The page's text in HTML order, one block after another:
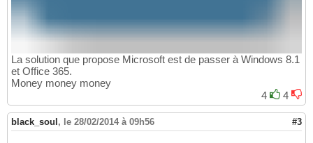
La solution que propose Microsoft est de passer à Windows 8.1
et Office 365.
Money money money
4
4
black_soul , le 28/02/2014 à 09h56 #3